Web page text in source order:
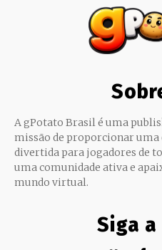
A gPotato Brasil é uma
missão de proporcionar uma
divertida para jogadores de
uma comunidade ativa e
mundo virtual.
Siga